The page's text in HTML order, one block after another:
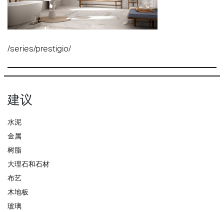
/series/prestigio/
建议
水泥
金属
树脂
大理石和石材
布艺
木地板
玻璃